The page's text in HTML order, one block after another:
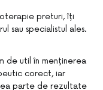
preturi, îți
sau specialistul ales.
de util în menținerea
corect, iar
parte de rezultate